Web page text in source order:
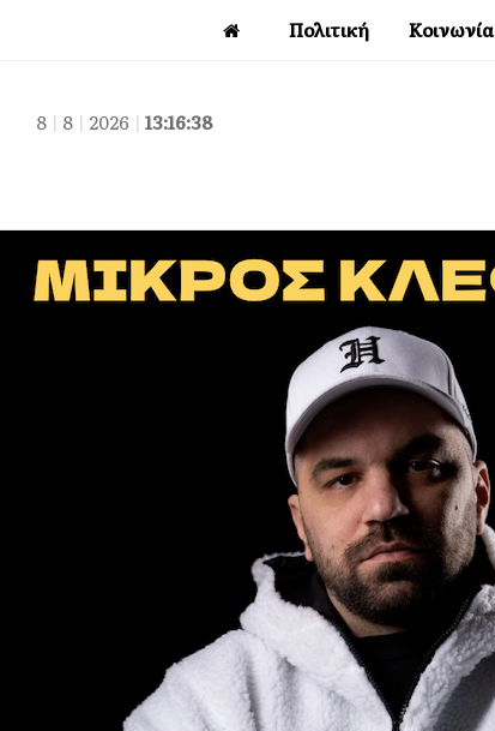
Πολιτική Κοινωνία
8 | 8 | 2026 | 13:16:39